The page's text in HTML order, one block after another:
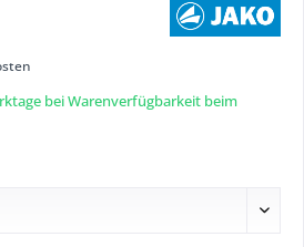
bei Warenverfügbarkeit beim